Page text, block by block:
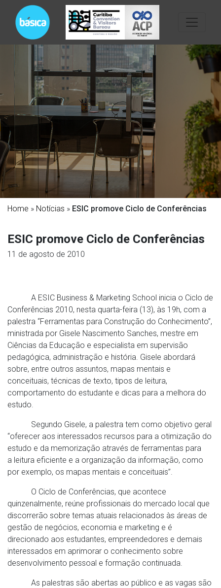
Home » Notícias » ESIC promove Ciclo de Conferências
ESIC promove Ciclo de Conferências
11 de agosto de 2010
A ESIC Business & Marketing School inicia o Ciclo de
Conferências 2010, nesta quarta-feira (13), às 19h, com a
palestra “Ferramentas para Construção do Conhecimento”,
ministrada por Gisele Nascimento Sanches, mestre em
Ciências da Educação e especialista em supervisão
pedagógica, administração e história. Gisele abordará
sobre, entre outros assuntos, mapas mentais e
conceituais, técnicas de texto, tipos de leitura,
comportamento do estudante e dicas para a melhora do
estudo.
Segundo Gisele, a palestra tem como objetivo geral
“oferecer aos interessados recursos para a otimização do
estudo e da memorização através de ferramentas para
a leitura eficiente e a organização da informação, como
por exemplo, os mapas mentais e conceituais”.
O Ciclo de Conferências, que acontece
quinzenalmente, reúne profissionais do mercado local que
discorrerão sobre temas atuais relacionados às áreas de
gestão de negócios, economia e marketing e é
direcionado aos estudantes, empreendedores e demais
interessados em aprimorar o conhecimento sobre
desenvolvimento pessoal e formação continuada.
As palestras são abertas ao público e as vagas são